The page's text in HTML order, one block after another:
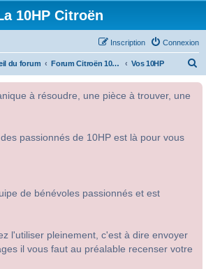
10HP Citroën
Connexion
Inscription
du forum Forum Citroën 10HP Vos 10HP
à résoudre, une pièce à trouver, une
passionnés de 10HP est là pour vous
de bénévoles passionnés et est
l'utiliser pleinement, c'est à dire envoyer
il vous faut au préalable recenser votre